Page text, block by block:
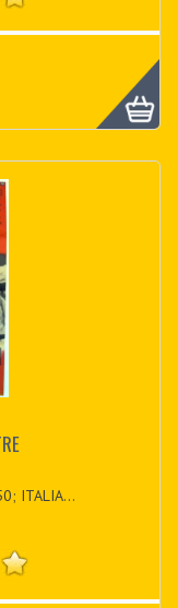
ITALIA...